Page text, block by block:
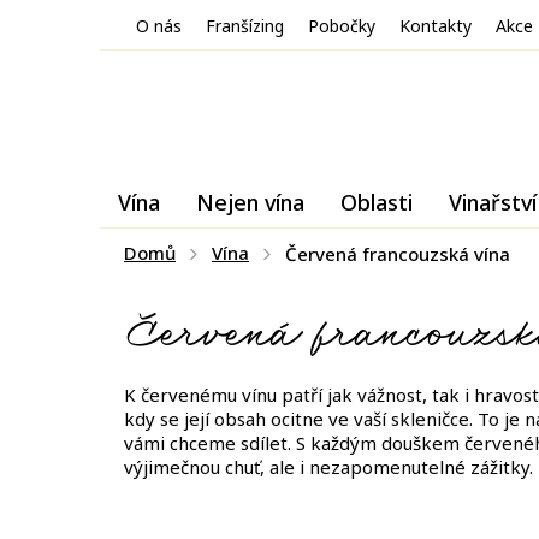
O nás Franšízing Pobočky Kontakty Akce
Vína Nejen vína Oblasti Vinařství
Domů Vína Červená francouzská vína
Červená
K červenému vínu patří jak vážnost, tak i
kdy se její obsah ocitne ve vaší skleničce. To je
vámi chceme sdílet. S každým douškem
výjimečnou chuť, ale i nezapomenutelné zážitky.